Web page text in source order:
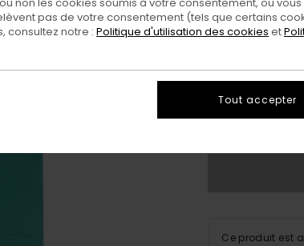
XS/8 S/10
Ce produit est
pas de votre consentement (tels que certains
consultez notre : Politique d'utilisation des cookies et
Tout accepter